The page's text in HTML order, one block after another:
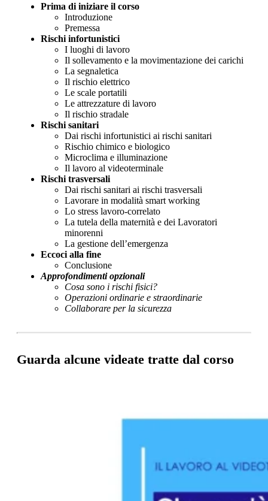
Prima di iniziare il corso
Introduzione
Premessa
Rischi infortunistici
I luoghi di lavoro
Il sollevamento e la movimentazione dei carichi
La segnaletica
Il rischio elettrico
Le scale portatili
Le attrezzature di lavoro
Il rischio stradale
Rischi sanitari
Dai rischi infortunistici ai rischi sanitari
Rischio chimico e biologico
Microclima e illuminazione
Il lavoro al videoterminale
Rischi trasversali
Dai rischi sanitari ai rischi trasversali
Lavorare in modalità smart working
Lo stress lavoro-correlato
La tutela della maternità e dei Lavoratori
minorenni
La gestione dell’emergenza
Eccoci alla fine
Conclusione
Approfondimenti opzionali
Cosa sono i rischi fisici?
Operazioni ordinarie e straordinarie
Collaborare per la sicurezza
Guarda alcune videate tratte dal corso